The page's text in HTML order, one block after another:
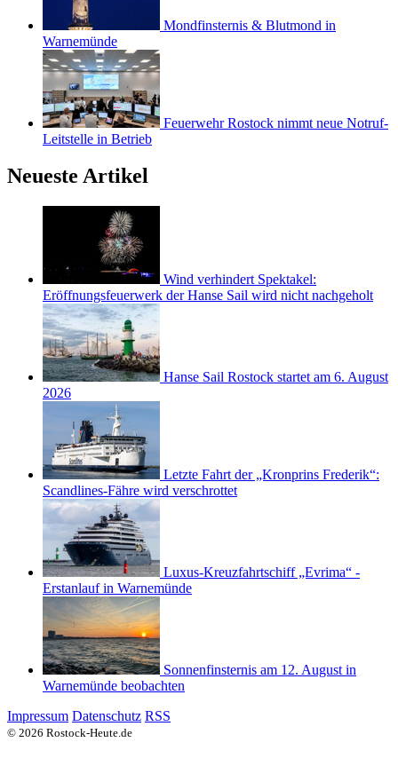
Mondfinsternis & Blutmond in
Warnemünde
Feuerwehr Rostock nimmt neue Notruf-
Leitstelle in Betrieb
Neueste Artikel
Wind verhindert Spektakel:
Eröffnungsfeuerwerk der Hanse Sail wird nicht nachgeholt
Hanse Sail Rostock startet am 6. August
2026
Letzte Fahrt der „Kronprins Frederik“:
Scandlines-Fähre wird verschrottet
Luxus-Kreuzfahrtschiff „Evrima“ -
Erstanlauf in Warnemünde
Sonnenfinsternis am 12. August in
Warnemünde beobachten
Impressum Datenschutz RSS
© 2026 Rostock-Heute.de